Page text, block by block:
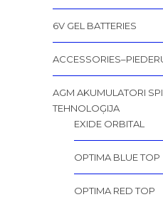
6V GEL BATTERIES
AGM AKUMULATORI
TEHNOLOĢIJA
EXIDE ORBITAL
OPTIMA BLUE TOP
OPTIMA RED TOP